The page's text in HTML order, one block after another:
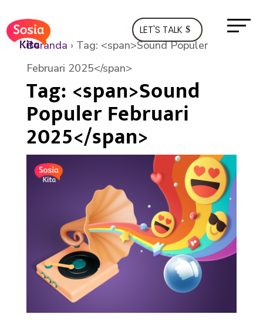
LET'S TALK
Beranda › Tag: <span>Sound Populer
Februari 2025</span>
Tag: <span>Sound
Populer Februari
2025</span>